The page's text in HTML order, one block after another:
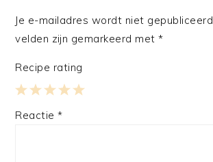
Je e-mailadres wordt niet gepubliceerd.
velden zijn gemarkeerd met*
Recipe rating
4
3
2
1
Reactie*